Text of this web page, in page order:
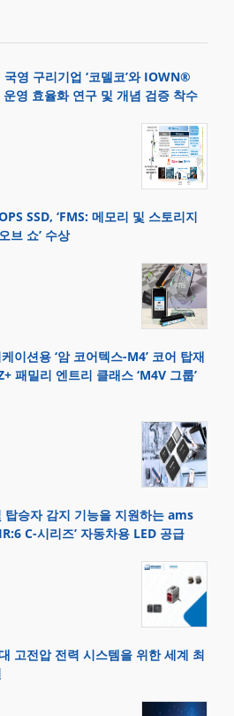
영 구리기업 ‘코델코’와 IOWN®
영 효율화 연구 및 개념 검증 착수
SSD, ‘FMS: 메모리 및 스토리지
브 쇼’ 수상
이션용 ‘암 코어텍스-M4’ 코어 탑재
패밀리 엔트리 클래스 ‘M4V 그룹’
탑승자 감지 기능을 지원하는 ams
C-시리즈’ 자동차용 LED 공급
고전압 전력 시스템을 위한 세계 최